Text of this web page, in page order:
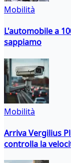
Mobilità
L'automobile a
sappiamo
Mobilità
Arriva Vergilius
controlla la